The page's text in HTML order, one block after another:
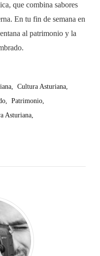
que combina sabores
En tu fin de semana en
al patrimonio y la
Cultura Asturiana
Patrimonio
Asturiana